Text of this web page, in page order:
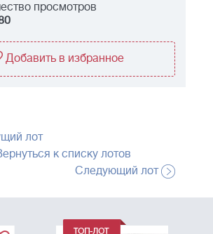
просмотров
Добавить в избранное
лот
к списку лотов
Следующий лот